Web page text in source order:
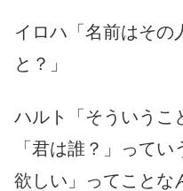
イロハ「名前はその
と？」
ハルト「そういうこ
「君は誰？」って
欲しい」ってことな